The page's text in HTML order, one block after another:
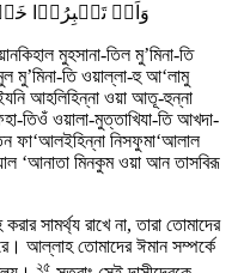
وَاَنۡ تَصۡبِرُوۡا
মুহসানা-তিল মু’মিনা-তি
মু’মিনা-তি ওয়াল্লা-হু আ‘লামু
আহলিহিন্না ওয়া আতূ-হুন্না
তিওঁ ওয়ালা-মুত্তাখিযা-তি আখদা-
ফা‘আলইহিন্না নিসফুমা‘আলাল
‘আনাতা মিনকুম ওয়া আন তাসবিরূ
সামর্থ্য রাখে না, তারা তোমাদের
আল্লাহ তোমাদের ঈমান সম্পর্কে
২৫